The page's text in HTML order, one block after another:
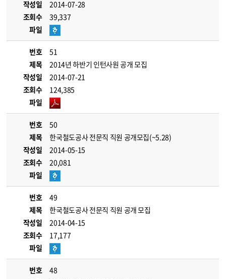
작성일
2014-07-28
조회수
39,337
파일
번호
51
제목
2014년 하반기 인턴사원 공개 모집
작성일
2014-07-21
조회수
124,385
파일
번호
50
제목
한국철도공사 전문직 직원 공개모집(~5.28)
작성일
2014-05-15
조회수
20,081
파일
번호
49
제목
한국철도공사 전문직 직원 공개 모집
작성일
2014-04-15
조회수
17,177
파일
번호
48